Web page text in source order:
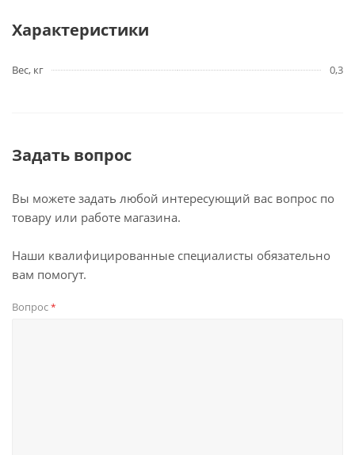
Характеристики
Вес, кг 0,3
Задать вопрос
Вы можете задать любой интересующий вас вопрос по
товару или работе магазина.
Наши квалифицированные специалисты обязательно
вам помогут.
Вопрос*